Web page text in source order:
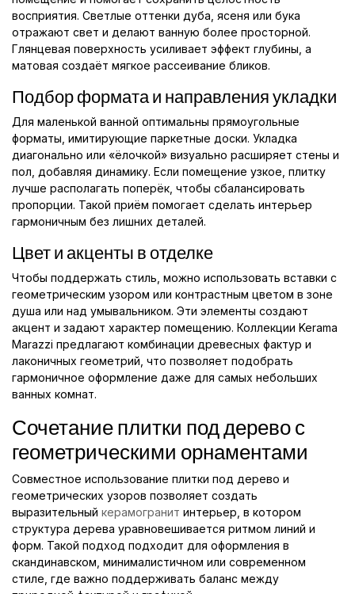
восприятия. Светлые оттенки дуба, ясеня или бука
отражают свет и делают ванную более просторной.
Глянцевая поверхность усиливает эффект глубины, а
матовая создаёт мягкое рассеивание бликов.
Подбор формата и направления укладки
Для маленькой ванной оптимальны прямоугольные
форматы, имитирующие паркетные доски. Укладка
диагонально или «ёлочкой» визуально расширяет стены и
пол, добавляя динамику. Если помещение узкое, плитку
лучше располагать поперёк, чтобы сбалансировать
пропорции. Такой приём помогает сделать интерьер
гармоничным без лишних деталей.
Цвет и акценты в отделке
Чтобы поддержать стиль, можно использовать вставки с
геометрическим узором или контрастным цветом в зоне
душа или над умывальником. Эти элементы создают
акцент и задают характер помещению. Коллекции Kerama
Marazzi предлагают комбинации древесных фактур и
лаконичных геометрий, что позволяет подобрать
гармоничное оформление даже для самых небольших
ванных комнат.
Сочетание плитки под дерево с
геометрическими орнаментами
Совместное использование плитки под дерево и
геометрических узоров позволяет создать
выразительный керамогранит интерьер, в котором
структура дерева уравновешивается ритмом линий и
форм. Такой подход подходит для оформления в
скандинавском, минималистичном или современном
стиле, где важно поддерживать баланс между